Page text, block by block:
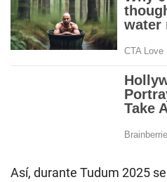
Así, durante Tudum 2025